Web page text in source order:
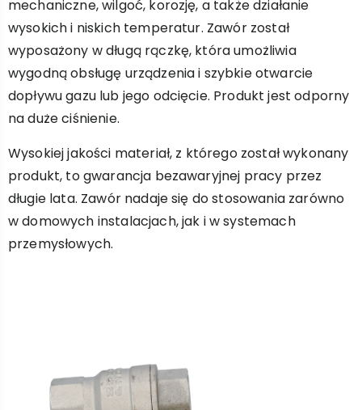
mechaniczne, wilgoć, korozję, a także działanie
wysokich i niskich temperatur. Zawór został
wyposażony w długą rączkę, która umożliwia
wygodną obsługę urządzenia i szybkie otwarcie
dopływu gazu lub jego odcięcie. Produkt jest odporny
na duże ciśnienie.
Wysokiej jakości materiał, z którego został wykonany
produkt, to gwarancja bezawaryjnej pracy przez
długie lata. Zawór nadaje się do stosowania zarówno
w domowych instalacjach, jak i w systemach
przemysłowych.